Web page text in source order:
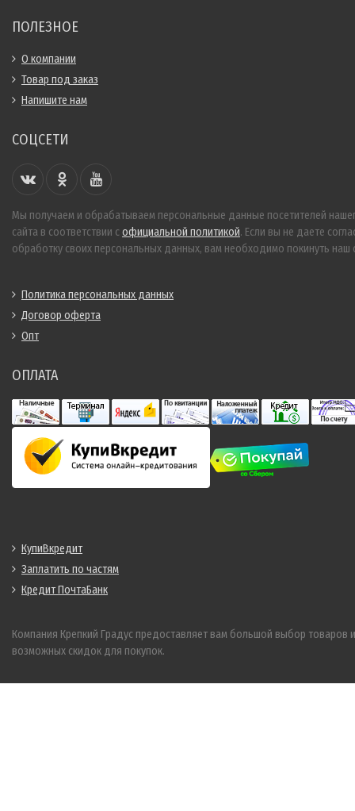
ПОЛЕЗНОЕ
О компании
Товар под заказ
Напишите нам
СОЦСЕТИ
Мы получаем и обрабатываем персональные данные посетителей
сайта в соответствии с официальной политикой. Если вы не даете
обработку своих персональных данных, вам необходимо покинуть наш
Политика персональных данных
Договор оферта
Опт
ОПЛАТА
КупиВкредит
Заплатить по частям
Кредит ПочтаБанк
Компания Крепкий Градус предоставляет вам большой выбор товаров и
возможных скидок для покупок.